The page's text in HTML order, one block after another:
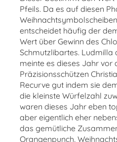
Pfeils. Da es auf diesen
entscheidet häufig der
Wert über Gewinn des
Schmutzlibartes. Ludmilla
meinte es dieses Jahr vor
Präzisionsschützen
Recurve gut indem sie
die kleinste Würfelzahl
waren dieses Jahr eben
aber eigentlich eher
das gemütliche
Orangenpunch,